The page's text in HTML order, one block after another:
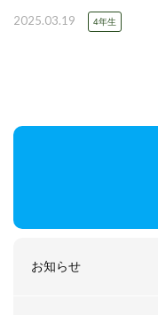
2025.03.19 4年生
お知らせ